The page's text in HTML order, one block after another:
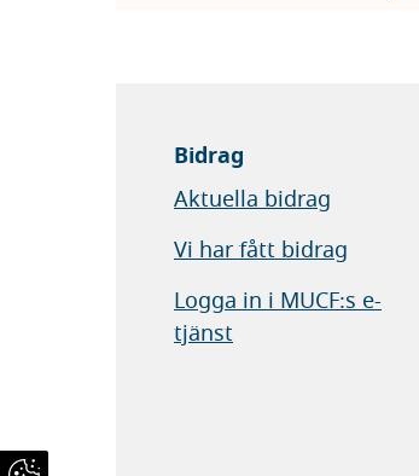
Bidrag
Aktuella bidrag
Vi har fått bidrag
Logga in i MUCF:s e-
tjänst